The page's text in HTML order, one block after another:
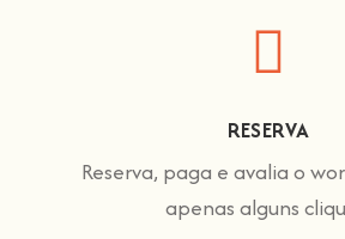
RESERVA
Reserva, paga e avalia o
apenas alguns